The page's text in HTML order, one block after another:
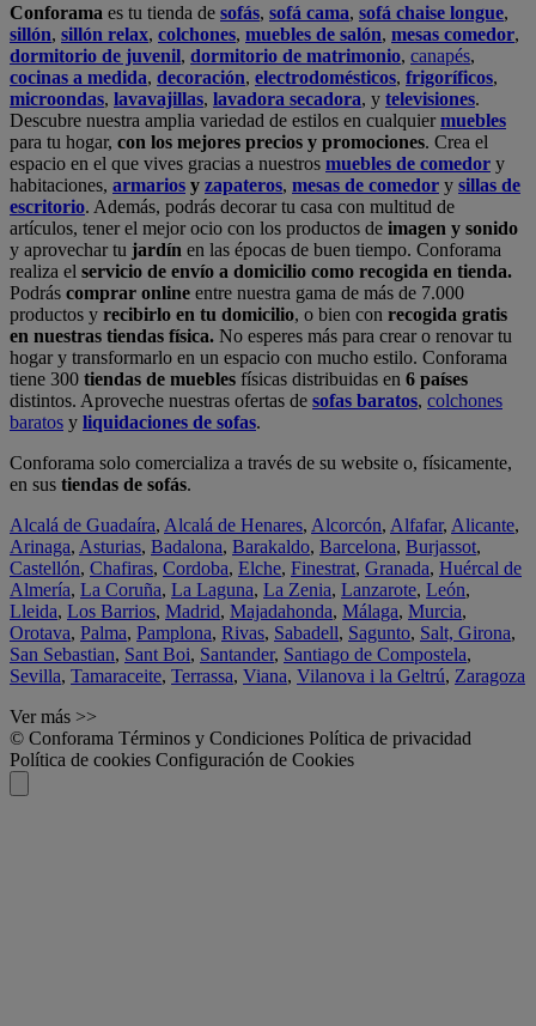
Conforama es tu tienda de sofás, sofá cama, sofá chaise longue,
sillón, sillón relax, colchones, muebles de salón, mesas comedor,
dormitorio de juvenil, dormitorio de matrimonio, canapés,
cocinas a medida, decoración, electrodomésticos, frigoríficos,
microondas, lavavajillas, lavadora secadora, y televisiones.
Descubre nuestra amplia variedad de estilos en cualquiermuebles
para tu hogar, con los mejores precios y promociones. Crea el
espacio en el que vives gracias a nuestros muebles de comedor y
habitaciones, armarios y zapateros, mesas de comedor y sillas de
escritorio. Además, podrás decorar tu casa con multitud de
artículos, tener el mejor ocio con los productos de imagen y sonido
y aprovechar tu jardín en las épocas de buen tiempo. Conforama
realiza el servicio de envío a domicilio como recogida en tienda.
Podrás comprar online entre nuestra gama de más de 7.000
productos y recibirlo en tu domicilio, o bien con recogida gratis
en nuestras tiendas física. No esperes más para crear o renovar tu
hogar y transformarlo en un espacio con mucho estilo. Conforama
tiene 300 tiendas de muebles físicas distribuidas en 6 países
distintos. Aproveche nuestras ofertas de sofas baratos, colchones
baratos y liquidaciones de sofas.
Conforama solo comercializa a través de su website o, físicamente,
en sus tiendas de sofás.
Alcalá de Guadaíra, Alcalá de Henares, Alcorcón, Alfafar, Alicante,
Arinaga, Asturias, Badalona, Barakaldo, Barcelona, Burjassot,
Castellón, Chafiras, Cordoba, Elche, Finestrat, Granada, Huércal de
Almería, La Coruña, La Laguna, La Zenia, Lanzarote, León,
Lleida, Los Barrios, Madrid, Majadahonda, Málaga, Murcia,
Orotava, Palma, Pamplona, Rivas, Sabadell, Sagunto, Salt, Girona,
San Sebastian, Sant Boi, Santander, Santiago de Compostela,
Sevilla, Tamaraceite, Terrassa, Viana, Vilanova i la Geltrú, Zaragoza
Ver más >>
© Conforama Términos y Condiciones Política de privacidad
Política de cookies Configuración de Cookies